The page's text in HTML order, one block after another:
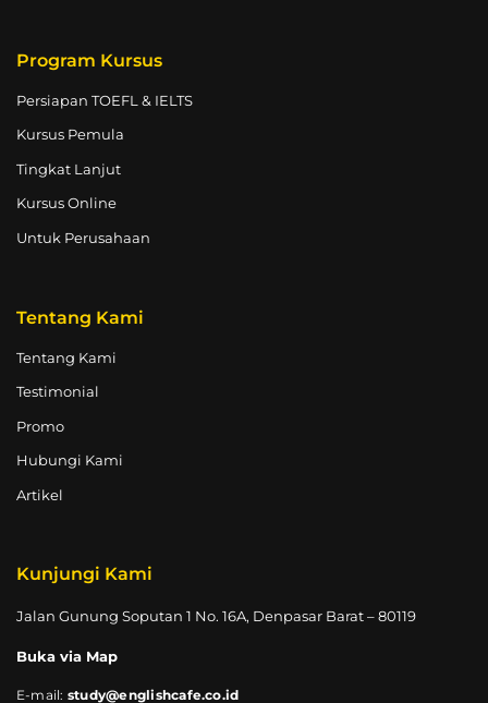
Program Kursus
Persiapan TOEFL & IELTS
Kursus Pemula
Tingkat Lanjut
Kursus Online
Untuk Perusahaan
Tentang Kami
Tentang Kami
Testimonial
Promo
Hubungi Kami
Artikel
Kunjungi Kami
Jalan Gunung Soputan 1 No. 16A, Denpasar Barat – 80119
Buka via Map
E-mail: study@englishcafe.co.id